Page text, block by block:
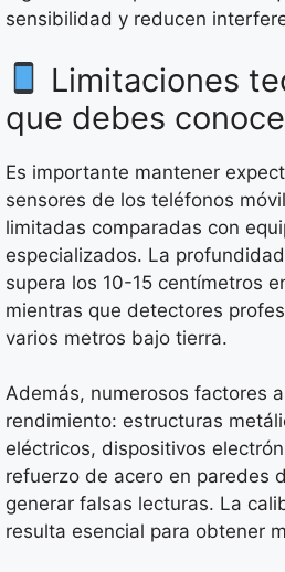
sensibilidad y reducen
Limitaciones
que debes
Es importante mantener
sensores de los teléfonos
limitadas comparadas con
especializados. La
supera los 10-15 centímetros
mientras que detectores
varios metros bajo tierra.
Además, numerosos factores
rendimiento: estructuras
eléctricos, dispositivos
refuerzo de acero en paredes
generar falsas lecturas. La
resulta esencial para obtener